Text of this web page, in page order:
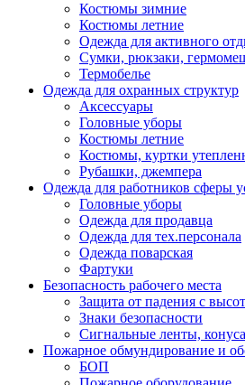
Костюмы зимние
Костюмы летние
Одежда для активного
Сумки, рюкзаки,
Термобелье
Одежда для охранных структур
Аксессуары
Головные уборы
Костюмы летние
Костюмы, куртки
Рубашки, джемпера
Одежда для работников сферы
Головные уборы
Одежда для продавца
Одежда для тех.персонала
Одежда поварская
Фартуки
Безопасность рабочего места
Защита от падения с
Знаки безопасности
Сигнальные ленты, конуса
Пожарное обмундирование и
БОП